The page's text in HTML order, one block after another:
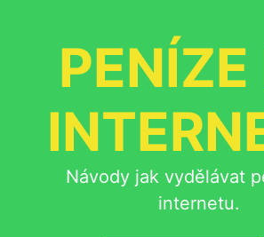
Návody jak vydělávat
internetu.